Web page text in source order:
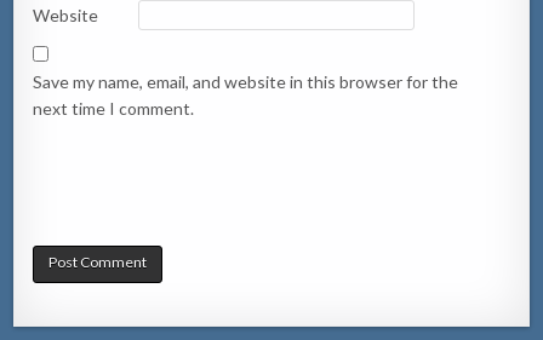
Website
Save my name, email, and website in this browser for the
next time I comment.